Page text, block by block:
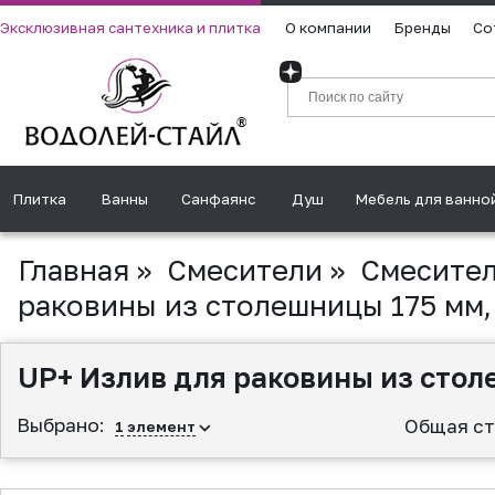
Эксклюзивная сантехника и плитка О компании Бренды
Плитка Ванны Санфаянс Душ Мебель для
Главная » Смесители »
раковины из столешницы 175
UP+ Излив для раковины из
Выбрано: 1 элемент Общая